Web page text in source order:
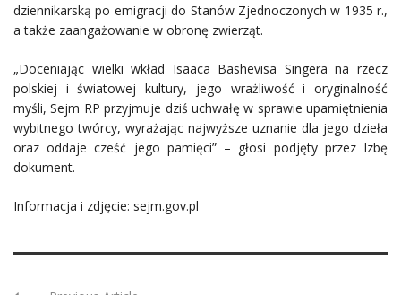
dziennikarską po emigracji do Stanów Zjednoczonych w 1935 r.,
a także zaangażowanie w obronę zwierząt.
„Doceniając wielki wkład Isaaca Bashevisa Singera na rzecz
polskiej i światowej kultury, jego wrażliwość i oryginalność
myśli, Sejm RP przyjmuje dziś uchwałę w sprawie upamiętnienia
wybitnego twórcy, wyrażając najwyższe uznanie dla jego dzieła
oraz oddaje cześć jego pamięci” – głosi podjęty przez Izbę
dokument.
Informacja i zdjęcie: sejm.gov.pl